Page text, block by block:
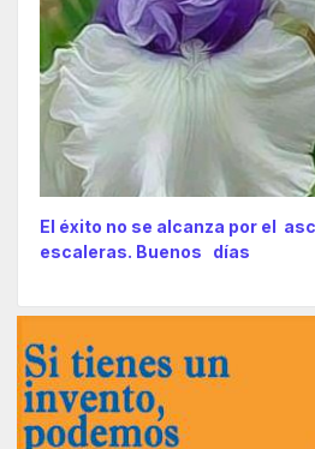
El éxito no se alcanza por el
escaleras. Buenos días